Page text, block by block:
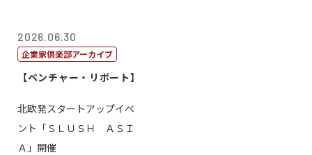
2026.06.30
企業家倶楽部アーカイブ
【ベンチャー・リポート】
北欧発スタートアップイベ
ント「ＳＬＵＳＨ ＡＳＩ
Ａ」開催